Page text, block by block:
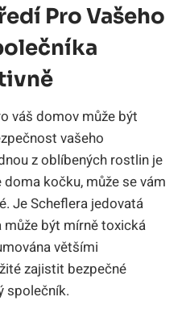
Pro Vašeho
váš domov může být
vašeho
z oblíbených rostlin je
kočku, může se vám
Je Scheflera jedovatá
může být mírně toxická
většími
zajistit bezpečné
společník.